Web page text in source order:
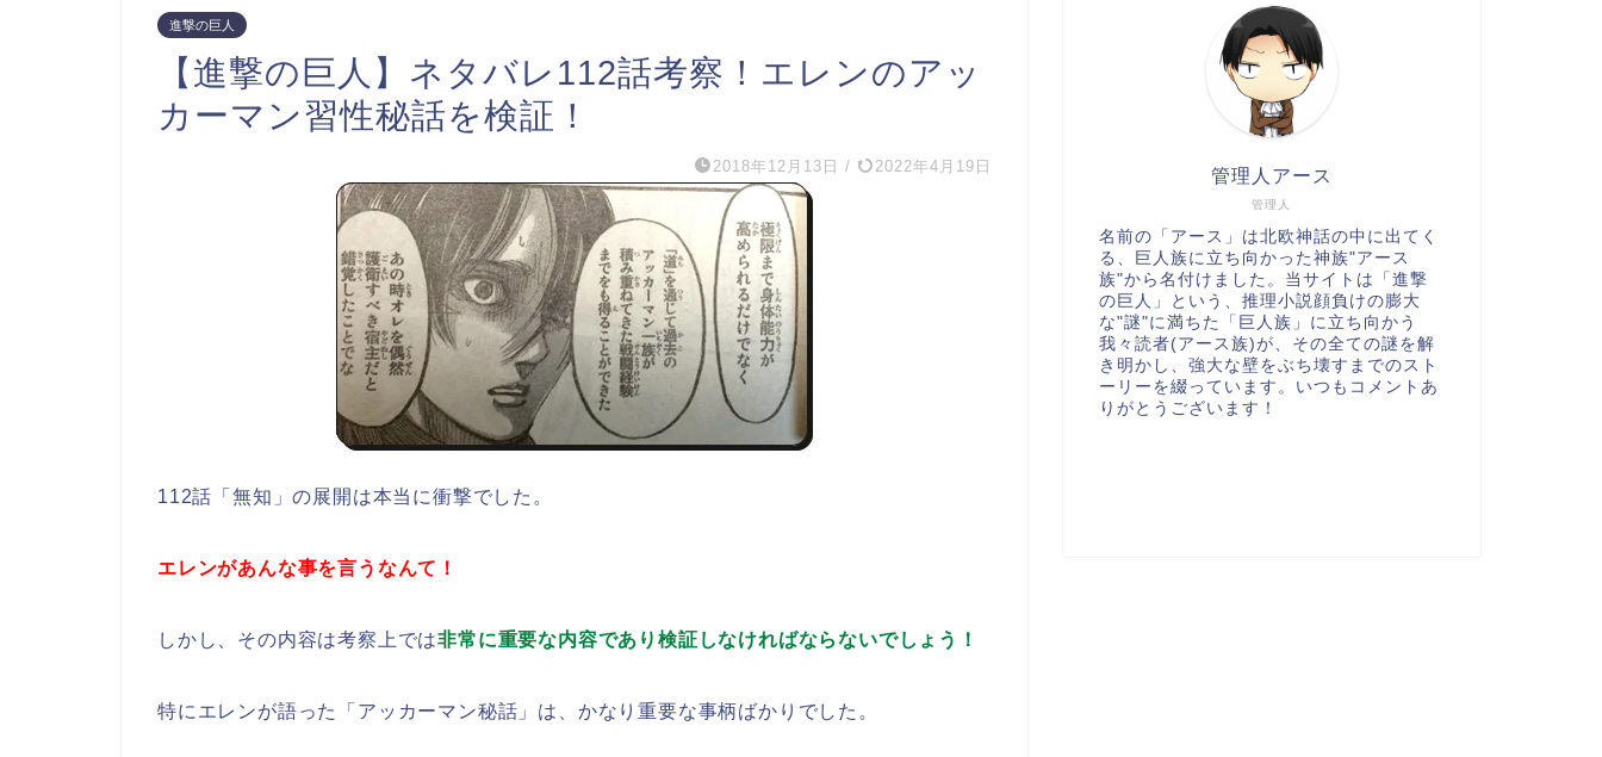
進撃の巨人
【進撃の巨人】ネタバレ112話考察！エレンのアッ
カーマン習性秘話を検証！
2018年12月13日 / 2022年4月19日
112話「無知」の展開は本当に衝撃でした。
エレンがあんな事を言うなんて！
しかし、その内容は考察上では非常に重要な内容であり検証しなければならないでしょう！
特にエレンが語った「アッカーマン秘話」は、かなり重要な事柄ばかりでした。
管理人
管理人アース
名前の「アース」は北欧神話の中に出てく
る、巨人族に立ち向かった神族"アース
族"から名付けました。当サイトは「進撃
の巨人」という、推理小説顔負けの膨大
な"謎"に満ちた「巨人族」に立ち向かう
我々読者(アース族)が、その全ての謎を解
き明かし、強大な壁をぶち壊すまでのスト
ーリーを綴っています。いつもコメントあ
りがとうございます！